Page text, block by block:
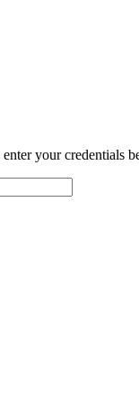
your credentials